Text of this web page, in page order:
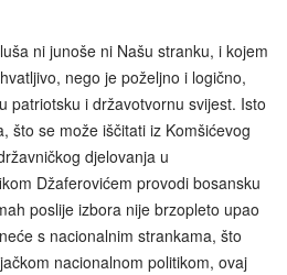
ni junoše ni Našu stranku, i kojem
nego je poželjno i logično,
patriotsku i državotvornu svijest. Isto
što se može iščitati iz Komšićevog
djelovanja u
Džaferovićem provodi bosansku
poslije izbora nije brzopleto upao
s nacionalnim strankama, što
nacionalnom politikom, ovaj